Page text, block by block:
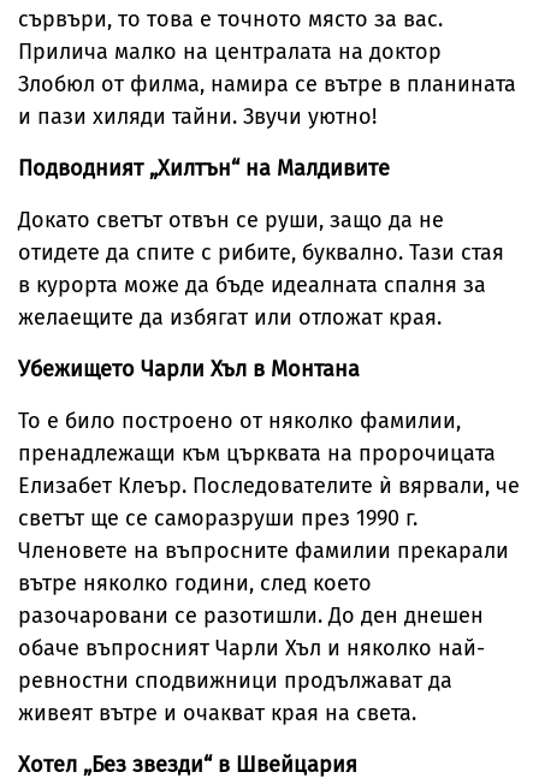
сървъри, то това е точното място за вас.
Прилича малко на централата на доктор
Злобюл от филма, намира се вътре в планината
и пази хиляди тайни. Звучи уютно!
Подводният „Хилтън“ на Малдивите
Докато светът отвън се руши, защо да не
отидете да спите с рибите, буквално. Тази стая
в курорта може да бъде идеалната спалня за
желаещите да избягат или отложат края.
Убежището Чарли Хъл в Монтана
То е било построено от няколко фамилии,
пренадлежащи към църквата на пророчицата
Елизабет Клеър. Последователите ѝ вярвали, че
светът ще се саморазруши през 1990 г.
Членовете на въпросните фамилии прекарали
вътре няколко години, след което
разочаровани се разотишли. До ден днешен
обаче въпросният Чарли Хъл и няколко най-
ревностни сподвижници продължават да
живеят вътре и очакват края на света.
Хотел „Без звезди“ в Швейцария